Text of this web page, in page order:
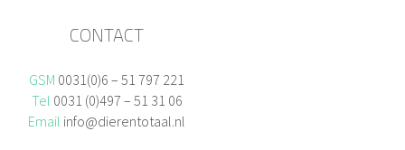
CONTACT
GSM 0031(0)6 – 51 797 221
Tel 0031 (0)497 – 51 31 06
Email info@dierentotaal.nl